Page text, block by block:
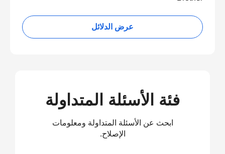
عرض الدلائل
فئة الأسئلة المتداولة
ابحث عن الأسئلة المتداولة ومعلومات
الإصلاح.